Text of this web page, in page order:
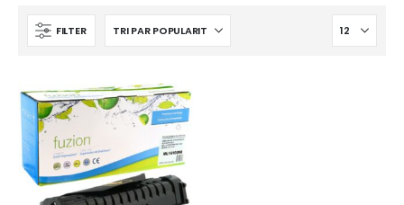
FILTER